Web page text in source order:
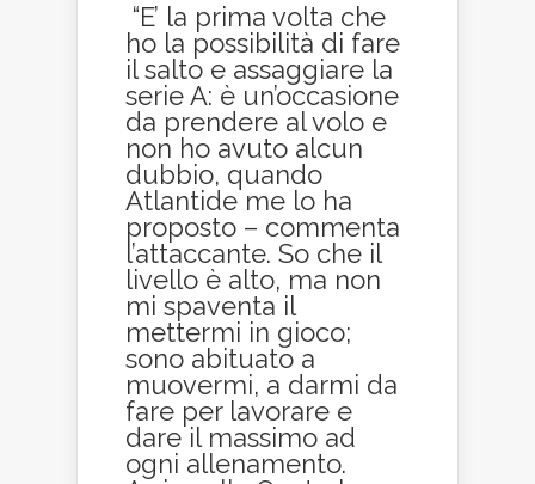
“E’ la prima volta che
ho la possibilità di fare
il salto e assaggiare la
serie A: è un’occasione
da prendere al volo e
non ho avuto alcun
dubbio, quando
Atlantide me lo ha
proposto – commenta
l’attaccante. So che il
livello è alto, ma non
mi spaventa il
mettermi in gioco;
sono abituato a
muovermi, a darmi da
fare per lavorare e
dare il massimo ad
ogni allenamento.